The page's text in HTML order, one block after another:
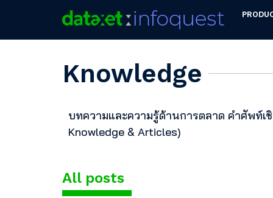
Knowledge
บทความและความรู้ด้านการตลาด คำศัพท์เ
Knowledge & Articles)
All posts